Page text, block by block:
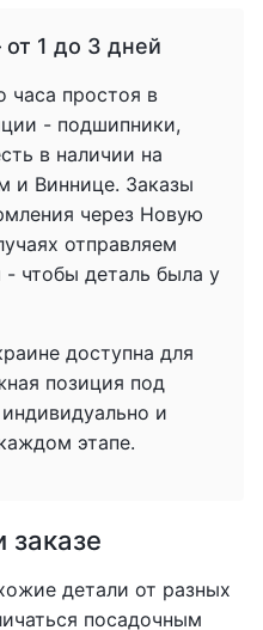
1 до 3 дней
часа простоя в
- подшипники,
в наличии на
и Виннице. Заказы
через Новую
отправляем
чтобы деталь была у
доступна для
позиция под
и
этапе.
детали от разных
посадочным